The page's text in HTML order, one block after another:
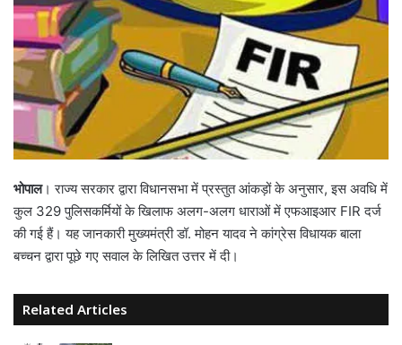
भोपाल। राज्य सरकार द्वारा विधानसभा में प्रस्तुत आंकड़ों के अनुसार, इस अवधि में
कुल 329 पुलिसकर्मियों के खिलाफ अलग-अलग धाराओं में एफआइआर FIR दर्ज
की गई हैं। यह जानकारी मुख्यमंत्री डॉ. मोहन यादव ने कांग्रेस विधायक बाला
बच्चन द्वारा पूछे गए सवाल के लिखित उत्तर में दी।
Related Articles